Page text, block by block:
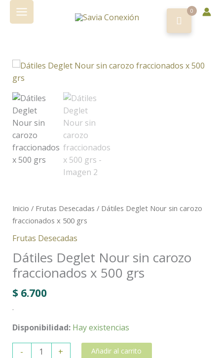
Inicio / Frutas Desecadas / Dátiles Deglet Nour sin carozo
fraccionados x 500 grs
Frutas Desecadas
Dátiles Deglet Nour sin carozo
fraccionados x 500 grs
$6.700
.
Disponibilidad: Hay existencias
-
Dátiles
Deglet
Nour
sin
carozo
fraccionados
x
500
grs
+ Añadir al carrito
sin
carozo
500
grs
0